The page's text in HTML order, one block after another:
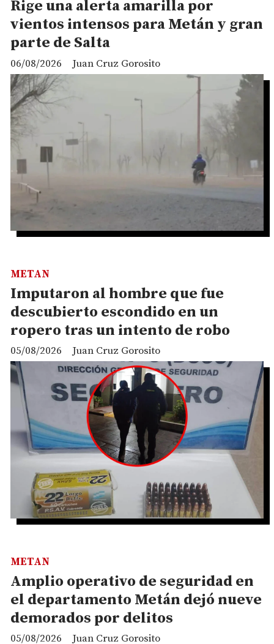
Rige una alerta amarilla por
vientos intensos para Metán y gran
parte de Salta
Juan Cruz Gorosito
06/08/2026
Imputaron al hombre que fue
descubierto escondido en un
ropero tras un intento de robo
Juan Cruz Gorosito
METAN
05/08/2026
Amplio operativo de seguridad en
el departamento Metán dejó nueve
demorados por delitos
Juan Cruz Gorosito
METAN
05/08/2026